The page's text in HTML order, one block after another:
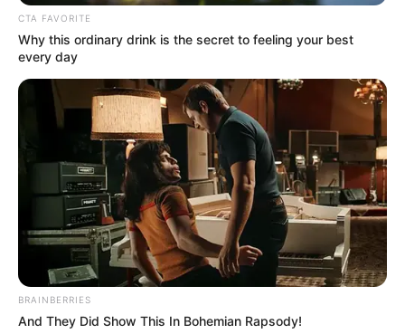
ΣΠΑΜΕ ΤΟ ΜΑΤΡΙΞ – ΤΟ ΒΙΒΛΙΟ
CTA FAVORITE
Why this ordinary drink is the secret to feeling your best
every day
BRAINBERRIES
And They Did Show This In Bohemian Rapsody!